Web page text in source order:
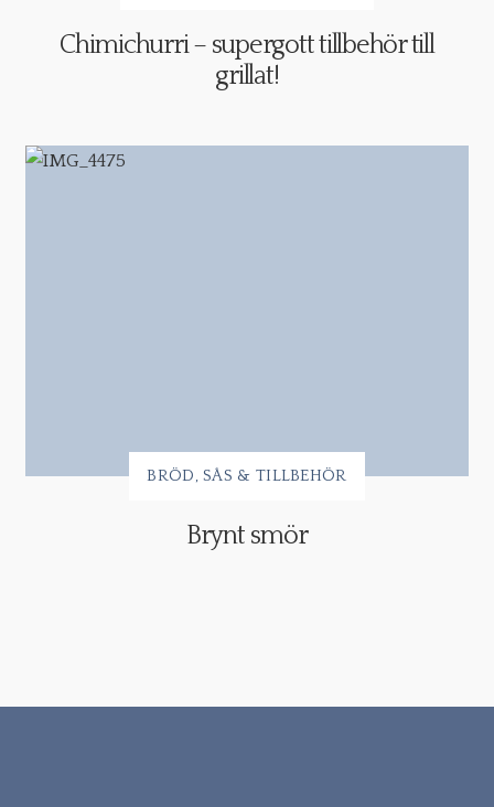
Chimichurri – supergott tillbehör till
grillat!
BRÖD SÅS & TILLBEHÖR
Brynt smör